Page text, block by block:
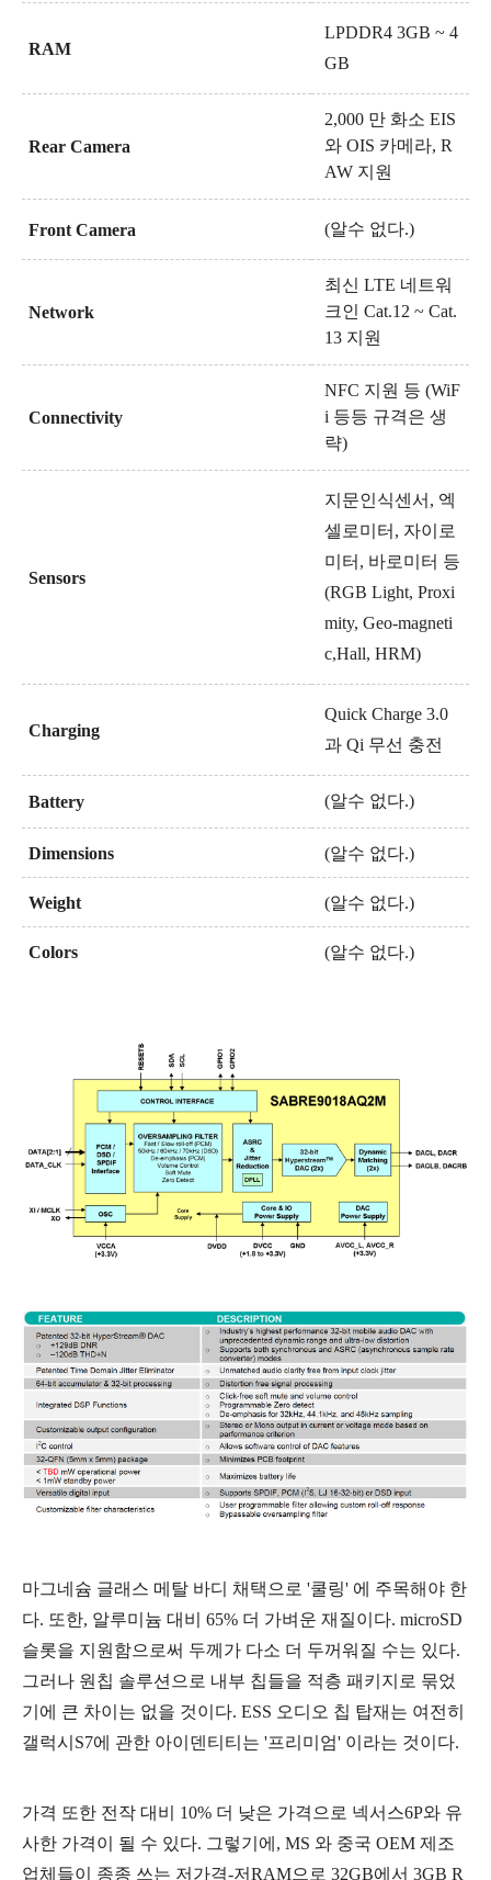
RAM
LPDDR4 3GB ~ 4
GB
Rear Camera
2,000 만 화소 EIS
와 OIS 카메라, R
AW 지원
Front Camera (알수 없다.)
Network
최신 LTE 네트워
크인 Cat.12 ~ Cat.
13 지원
Connectivity
NFC 지원 등 (WiF
i 등등 규격은 생
략)
Sensors
지문인식센서, 엑
셀로미터, 자이로
미터, 바로미터 등
(RGB Light, Proxi
mity, Geo-magneti
c,Hall, HRM)
Charging
Quick Charge 3.0
과 Qi 무선 충전
Battery (알수 없다.)
Dimensions (알수 없다.)
Weight (알수 없다.)
Colors (알수 없다.)
마그네슘 글래스 메탈 바디 채택으로 '쿨링' 에 주목해야 한
다. 또한, 알루미늄 대비 65% 더 가벼운 재질이다. microSD
슬롯을 지원함으로써 두께가 다소 더 두꺼워질 수는 있다.
그러나 원칩 솔루션으로 내부 칩들을 적층 패키지로 묶었
기에 큰 차이는 없을 것이다. ESS 오디오 칩 탑재는 여전히
갤럭시S7에 관한 아이덴티티는 '프리미엄' 이라는 것이다.
가격 또한 전작 대비 10% 더 낮은 가격으로 넥서스6P와 유
사한 가격이 될 수 있다. 그렇기에, MS 와 중국 OEM 제조
업체들이 종종 쓰는 저가격-저RAM으로 32GB에서 3GB R